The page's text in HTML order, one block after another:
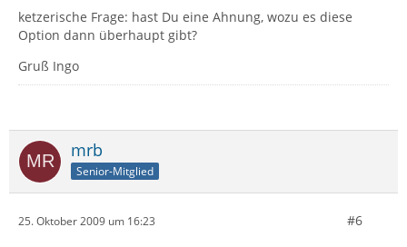
ketzerische Frage: hast Du eine Ahnung, wozu es diese
Option dann überhaupt gibt?
Gruß Ingo
mrb
Senior-Mitglied
25. Oktober 2009 um 16:23 #6